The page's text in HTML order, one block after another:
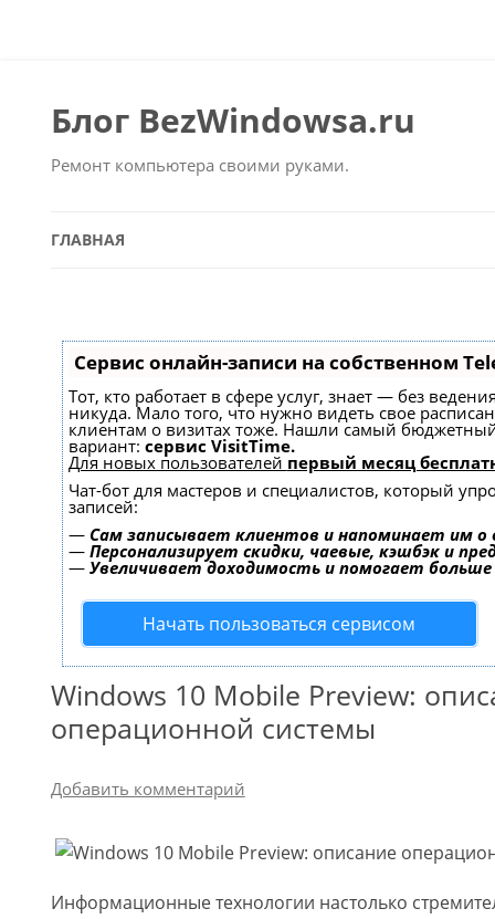
Блог BezWindowsa.ru
Ремонт компьютера своими руками.
ГЛАВНАЯ
Сервис онлайн-записи на собственном
Тот, кто работает в сфере услуг, знает — без
никуда. Мало того, что нужно видеть свое
клиентам о визитах тоже. Нашли самый
вариант: сервис VisitTime.
Для новых пользователей первый месяц
Чат-бот для мастеров и специалистов, который
записей:
— Сам записывает клиентов и напоминает им о
— Персонализирует скидки, чаевые, кэшбэк и
— Увеличивает доходимость и помогает
Начать пользоваться сервисом
Windows 10 Mobile Preview:
операционной системы
Добавить комментарий
Информационные технологии настолько